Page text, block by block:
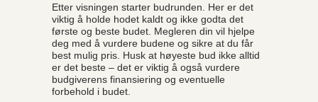
Etter visningen starter budrunden. Her er det
viktig å holde hodet kaldt og ikke godta det
første og beste budet. Megleren din vil hjelpe
deg med å vurdere budene og sikre at du får
best mulig pris. Husk at høyeste bud ikke alltid
er det beste – det er viktig å også vurdere
budgiverens finansiering og eventuelle
forbehold i budet.